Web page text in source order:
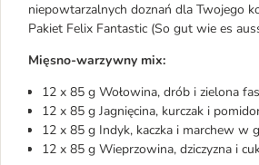
niepowtarzalnych doznań dla Twojego
Pakiet Felix Fantastic (So gut wie es
Mięsno-warzywny mix:
12 x 85 g Wołowina, drób i zielona
12 x 85 g Jagnięcina, kurczak i
12 x 85 g Indyk, kaczka i marchew w
12 x 85 g Wieprzowina, dziczyzna i